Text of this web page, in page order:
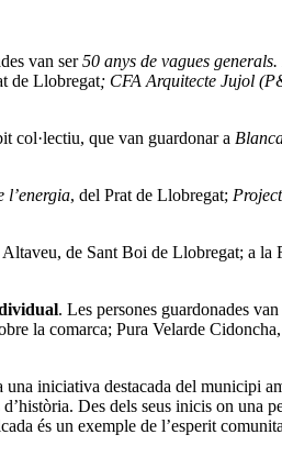
van ser50 anys de vagues
de Llobregat; CFA Arquitecte Jujol
col·lectiu, que van guardonar a
l’energia, del Prat de Llobregat;
Altaveu, de Sant Boi de Llobregat; a
. Les persones guardonades
la comarca; Pura Velarde
una iniciativa destacada del municipi
Des dels seus inicis on una
és un exemple de l’esperit